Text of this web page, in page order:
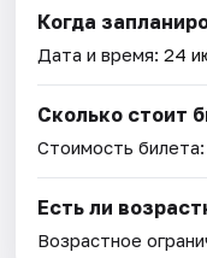
Когда
Дата и время:24
Сколько стоит
Стоимость
Есть ли
Возрастное